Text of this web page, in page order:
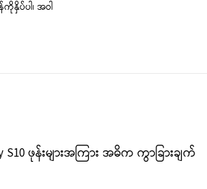
ပ်ပါ၊ အဝါ
S10 ဖုန်းများအကြား အဓိက ကွာခြားချက်